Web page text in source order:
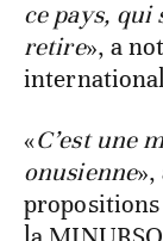
ce pays, qui
retire», a
«C’est une
onusienne»,